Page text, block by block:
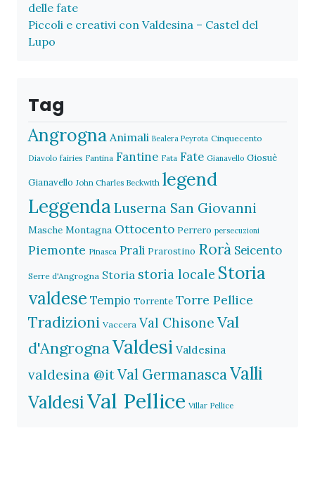
delle fate
Piccoli e creativi con Valdesina – Castel del
Lupo
Tag
Angrogna Animali Bealera Peyrota Cinquecento
Diavolo fairies Fantina Fantine Fata Fate Gianavello Giosuè
Gianavello John Charles Beckwith legend
Leggenda Luserna San Giovanni
Masche Montagna Ottocento Perrero persecuzioni
Piemonte Pinasca Prali Prarostino Rorà Seicento
Serre d'Angrogna Storia storia locale Storia
valdese Tempio Torrente Torre Pellice
Tradizioni Vaccera Val Chisone Val
d'AngrognaValdesi Valdesina
valdesina @itVal GermanascaValli
ValdesiVal Pellice Villar Pellice